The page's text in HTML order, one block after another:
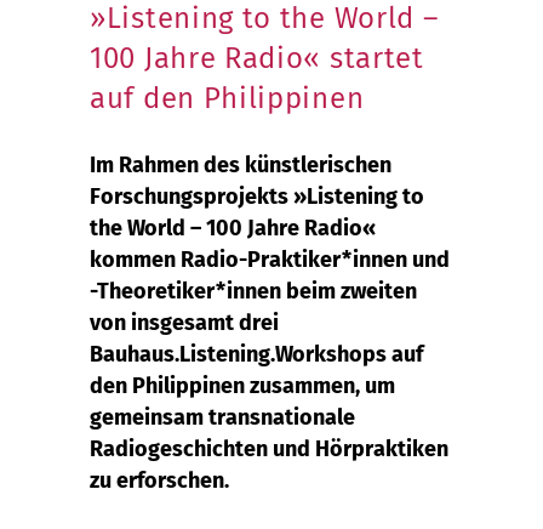
»Listening to the World –
100 Jahre Radio« startet
auf den Philippinen
Im Rahmen des künstlerischen
Forschungsprojekts »Listening to
the World – 100 Jahre Radio«
kommen Radio-Praktiker*innen und
-Theoretiker*innen beim zweiten
von insgesamt drei
Bauhaus.Listening.Workshops auf
den Philippinen zusammen, um
gemeinsam transnationale
Radiogeschichten und Hörpraktiken
zu erforschen.